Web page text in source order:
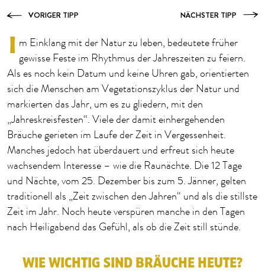
VORIGER TIPP NÄCHSTER TIPP
I m Einklang mit der Natur zu leben, bedeutete früher
gewisse Feste im Rhythmus der Jahreszeiten zu feiern.
Als es noch kein Datum und keine Uhren gab, orientierten
sich die Menschen am Vegetationszyklus der Natur und
markierten das Jahr, um es zu gliedern, mit den
„Jahreskreisfesten“. Viele der damit einhergehenden
Bräuche gerieten im Laufe der Zeit in Vergessenheit.
Manches jedoch hat überdauert und erfreut sich heute
wachsendem Interesse – wie die Raunächte. Die 12 Tage
und Nächte, vom 25. Dezember bis zum 5. Jänner, gelten
traditionell als „Zeit zwischen den Jahren“ und als die stillste
Zeit im Jahr. Noch heute verspüren manche in den Tagen
nach Heiligabend das Gefühl, als ob die Zeit still stünde.
WIE WICHTIG SIND BRÄUCHE HEUTE?